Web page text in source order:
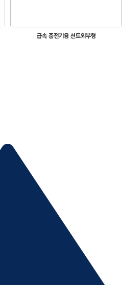
급속 충전기용 션트외부형